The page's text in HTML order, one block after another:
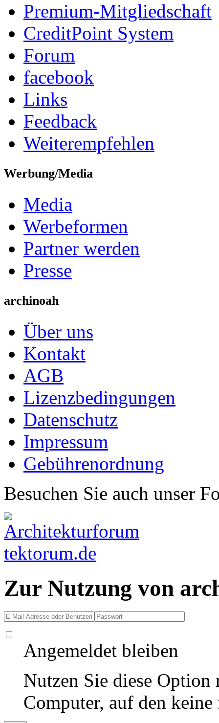
Premium-Mitgliedschaft
CreditPoint System
Forum
facebook
Links
Feedback
Weiterempfehlen
Werbung/Media
Media
Werbeformen
Partner werden
Presse
archinoah
Über uns
Kontakt
AGB
Lizenzbedingungen
Datenschutz
Impressum
Gebührenordnung
Besuchen Sie auch unser
Zur Nutzung von
Angemeldet bleiben
Nutzen Sie diese
Computer, auf den